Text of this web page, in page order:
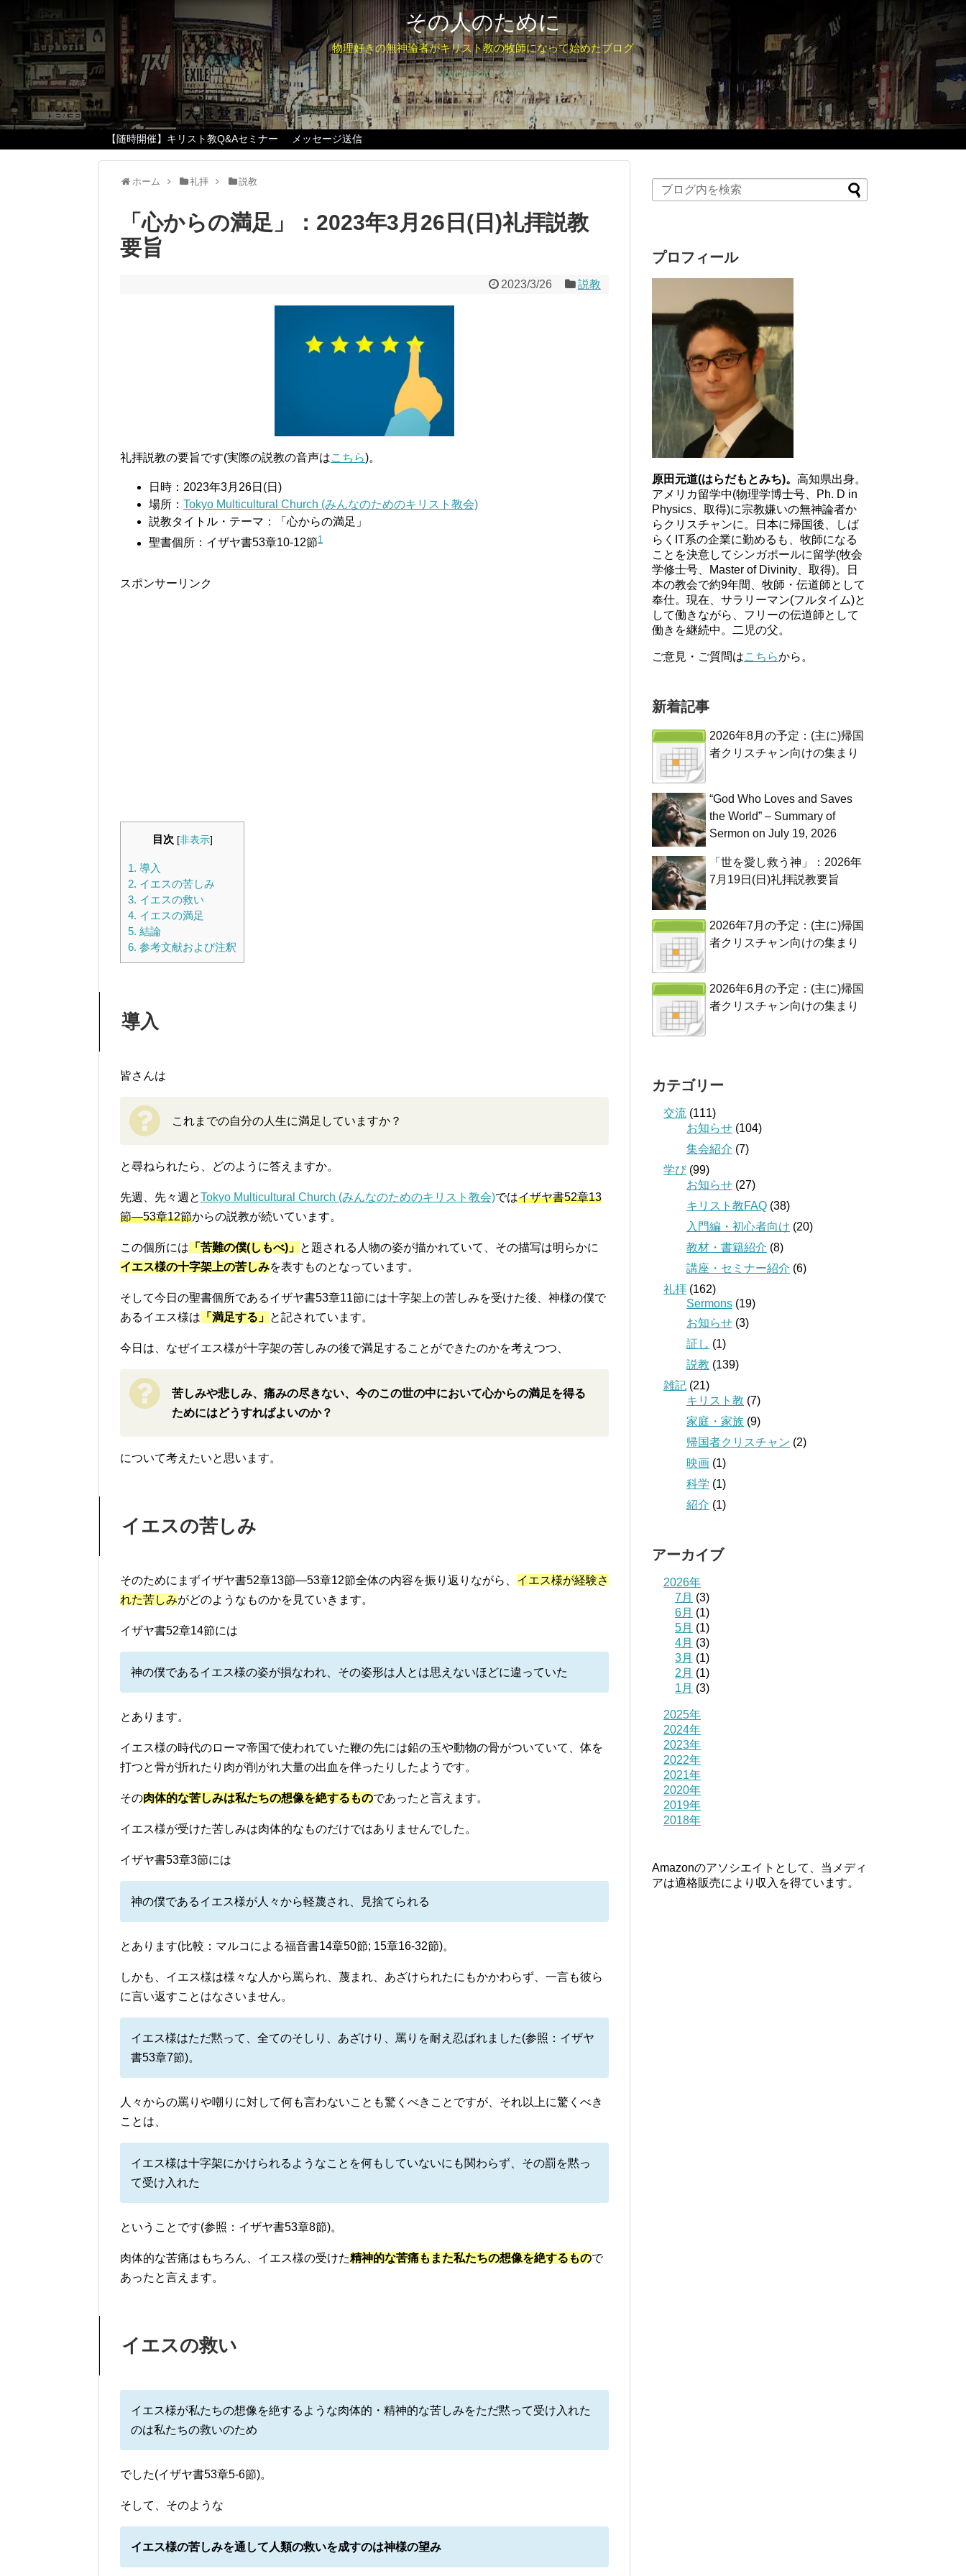
その人のために
物理好きの無神論者がキリスト教の牧師になって始めたブログ
【随時開催】キリスト教Q&Aセミナー メッセージ送信
ホーム 礼拝 説教
「心からの満足」：2023年3月26日(日)礼拝説教
要旨
2023/3/26 説教
礼拝説教の要旨です(実際の説教の音声はこちら)。
日時：2023年3月26日(日)
場所： Tokyo Multicultural Church (みんなのためのキリスト教会)
説教タイトル・テーマ：「心からの満足」
聖書個所：イザヤ書53章10-12節1
スポンサーリンク
目次 [非表示]
1. 導入
2. イエスの苦しみ
3. イエスの救い
4. イエスの満足
5. 結論
6. 参考文献および注釈
導入
皆さんは
これまでの自分の人生に満足していますか？
と尋ねられたら、どのように答えますか。
先週、先々週とTokyo Multicultural Church (みんなのためのキリスト教会)ではイザヤ書52章13
節—53章12節からの説教が続いています。
この個所には 「苦難の僕(しもべ)」 と題される人物の姿が描かれていて、その描写は明らかに
イエス様の十字架上の苦しみを表すものとなっています。
そして今日の聖書個所であるイザヤ書53章11節には十字架上の苦しみを受けた後、神様の僕で
あるイエス様は 「満足する」 と記されています。
今日は、なぜイエス様が十字架の苦しみの後で満足することができたのかを考えつつ、
苦しみや悲しみ、痛みの尽きない、今のこの世の中において心からの満足を得る
ためにはどうすればよいのか？
について考えたいと思います。
イエスの苦しみ
そのためにまずイザヤ書52章13節—53章12節全体の内容を振り返りながら、 イエス様が経験さ
れた苦しみがどのようなものかを見ていきます。
イザヤ書52章14節には
神の僕であるイエス様の姿が損なわれ、その姿形は人とは思えないほどに違っていた
とあります。
イエス様の時代のローマ帝国で使われていた鞭の先には鉛の玉や動物の骨がついていて、体を
打つと骨が折れたり肉が削がれ大量の出血を伴ったりしたようです。
その肉体的な苦しみは私たちの想像を絶するものであったと言えます。
イエス様が受けた苦しみは肉体的なものだけではありませんでした。
イザヤ書53章3節には
神の僕であるイエス様が人々から軽蔑され、見捨てられる
とあります(比較：マルコによる福音書14章50節; 15章16-32節)。
しかも、イエス様は様々な人から罵られ、蔑まれ、あざけられたにもかかわらず、一言も彼ら
に言い返すことはなさいません。
イエス様はただ黙って、全てのそしり、あざけり、罵りを耐え忍ばれました(参照：イザヤ
書53章7節)。
人々からの罵りや嘲りに対して何も言わないことも驚くべきことですが、それ以上に驚くべき
ことは、
イエス様は十字架にかけられるようなことを何もしていないにも関わらず、その罰を黙っ
て受け入れた
ということです(参照：イザヤ書53章8節)。
肉体的な苦痛はもちろん、イエス様の受けた精神的な苦痛もまた私たちの想像を絶するもので
あったと言えます。
イエスの救い
イエス様が私たちの想像を絶するような肉体的・精神的な苦しみをただ黙って受け入れた
のは私たちの救いのため
でした(イザヤ書53章5-6節)。
そして、そのような
イエス様の苦しみを通して人類の救いを成すのは神様の望み
プロフィール
原田元道(はらだもとみち)。 高知県出身。
アメリカ留学中(物理学博士号、Ph. D in
Physics、取得)に宗教嫌いの無神論者か
らクリスチャンに。日本に帰国後、しば
らくIT系の企業に勤めるも、牧師になる
ことを決意してシンガポールに留学(牧会
学修士号、Master of Divinity、取得)。日
本の教会で約9年間、牧師・伝道師として
奉仕。現在、サラリーマン(フルタイム)と
して働きながら、フリーの伝道師として
働きを継続中。二児の父。
ご意見・ご質問はこちらから。
新着記事
2026年8月の予定：(主に)帰国
者クリスチャン向けの集まり
“God Who Loves and Saves
the World” – Summary of
Sermon on July 19, 2026
「世を愛し救う神」：2026年
7月19日(日)礼拝説教要旨
2026年7月の予定：(主に)帰国
者クリスチャン向けの集まり
2026年6月の予定：(主に)帰国
者クリスチャン向けの集まり
カテゴリー
交流 (111)
お知らせ (104)
集会紹介 (7)
学び(99)
お知らせ (27)
キリスト教FAQ (38)
入門編・初心者向け (20)
教材・書籍紹介 (8)
講座・セミナー紹介 (6)
礼拝 (162)
Sermons (19)
お知らせ (3)
証し (1)
説教 (139)
雑記 (21)
キリスト教 (7)
家庭・家族 (9)
帰国者クリスチャン (2)
映画 (1)
科学 (1)
紹介 (1)
アーカイブ
2026年
7月 (3)
6月 (1)
5月 (1)
4月 (3)
3月 (1)
2月 (1)
1月 (3)
2025年
2024年
2023年
2022年
2021年
2020年
2019年
2018年
Amazonのアソシエイトとして、当メディ
アは適格販売により収入を得ています。